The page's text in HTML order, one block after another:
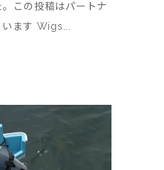
この投稿はパートナ
います Wigs...